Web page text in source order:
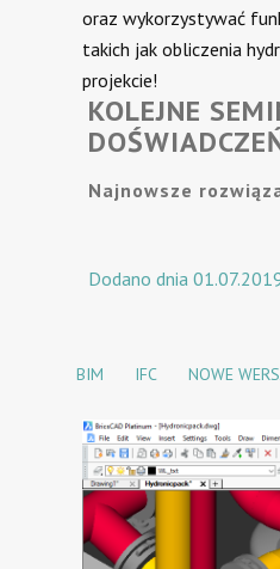
oraz wykorzystywać
takich jak obliczenia
projekcie!
KOLEJNE
Najnowsze
Dodano dnia
BIM IFC NOWE